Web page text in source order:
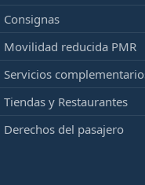
Consignas
Movilidad reducida PMR
Servicios
Tiendas y Restaurantes
Derechos del pasajero